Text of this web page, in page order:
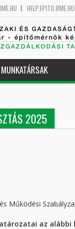
HELP.EPITO.BME.HU
ÉS
- építőmérnök
MUNKATÁRSAK
2025
Működési
az alábbi